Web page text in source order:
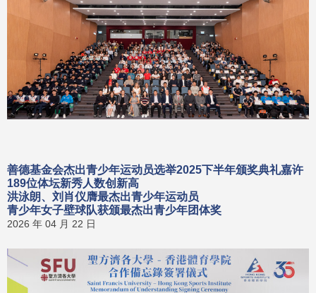
善德基金会杰出青少年运动员选举2025下半年颁奖典礼嘉许
189位体坛新秀人数创新高
洪泳朗、刘肖仪膺最杰出青少年运动员
青少年女子壁球队获颁最杰出青少年团体奖
2026 年 04 月 22 日